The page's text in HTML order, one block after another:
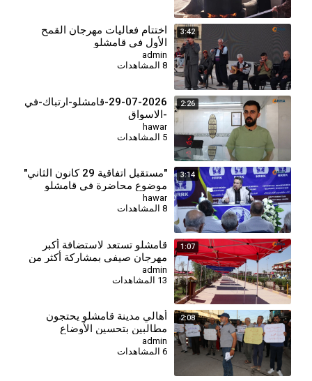
3:42
اختتام فعاليات مهرجان القمح
الأول في قامشلو
admin
8 المشاهدات
2:26
29-07-2026-قامشلو-ارتباك-في
-الاسواق
hawar
5 المشاهدات
3:14
"مستقبل اتفاقية 29 كانون الثاني"
موضوع محاضرة في قامشلو
hawar
8 المشاهدات
1:07
⁣قامشلو تستعد لاستضافة أكبر
مهرجان صيفي بمشاركة أكثر من
230 شركة
admin
13 المشاهدات
2:08
أهالي مدينة قامشلو يحتجون
مطالبين بتحسين الأوضاع
المعيشية والخدمية
admin